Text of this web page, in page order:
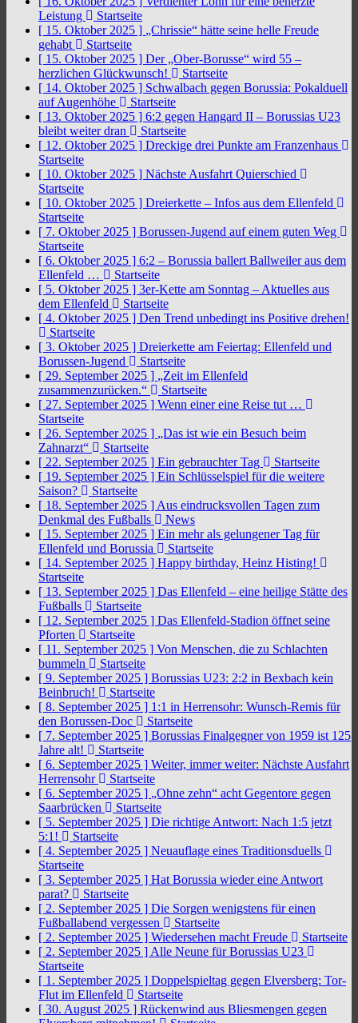
Leistung
Startseite
[ 15. Oktober 2025 ] „Chrissie“ hätte seine helle Freude
gehabt
Startseite
[ 15. Oktober 2025 ] Der „Ober-Borusse“ wird 55 –
herzlichen Glückwunsch!
Startseite
[ 14. Oktober 2025 ] Schwalbach gegen Borussia: Pokalduell
auf Augenhöhe
Startseite
[ 13. Oktober 2025 ] 6:2 gegen Hangard II – Borussias U23
bleibt weiter dran
Startseite
[ 12. Oktober 2025 ] Dreckige drei Punkte am Franzenhaus
Startseite
[ 10. Oktober 2025 ] Nächste Ausfahrt Quierschied
Startseite
[ 10. Oktober 2025 ] Dreierkette – Infos aus dem Ellenfeld
Startseite
[ 7. Oktober 2025 ] Borussen-Jugend auf einem guten Weg
Startseite
[ 6. Oktober 2025 ] 6:2 – Borussia ballert Ballweiler aus dem
Ellenfeld …
Startseite
[ 5. Oktober 2025 ] 3er-Kette am Sonntag – Aktuelles aus
dem Ellenfeld
Startseite
[ 4. Oktober 2025 ] Den Trend unbedingt ins Positive drehen!
Startseite
[ 3. Oktober 2025 ] Dreierkette am Feiertag: Ellenfeld und
Borussen-Jugend
Startseite
[ 29. September 2025 ] „Zeit im Ellenfeld
zusammenzurücken.“
Startseite
[ 27. September 2025 ] Wenn einer eine Reise tut …
Startseite
[ 26. September 2025 ] „Das ist wie ein Besuch beim
Zahnarzt“
Startseite
[ 22. September 2025 ] Ein gebrauchter Tag
Startseite
[ 19. September 2025 ] Ein Schlüsselspiel für die weitere
Saison?
Startseite
[ 18. September 2025 ] Aus eindrucksvollen Tagen zum
Denkmal des Fußballs
News
[ 15. September 2025 ] Ein mehr als gelungener Tag für
Ellenfeld und Borussia
Startseite
[ 14. September 2025 ] Happy birthday, Heinz Histing!
Startseite
[ 13. September 2025 ] Das Ellenfeld – eine heilige Stätte des
Fußballs
Startseite
[ 12. September 2025 ] Das Ellenfeld-Stadion öffnet seine
Pforten
Startseite
[ 11. September 2025 ] Von Menschen, die zu Schlachten
bummeln
Startseite
[ 9. September 2025 ] Borussias U23: 2:2 in Bexbach kein
Beinbruch!
Startseite
[ 8. September 2025 ] 1:1 in Herrensohr: Wunsch-Remis für
den Borussen-Doc
Startseite
[ 7. September 2025 ] Borussias Finalgegner von 1959 ist 125
Jahre alt!
Startseite
[ 6. September 2025 ] Weiter, immer weiter: Nächste Ausfahrt
Herrensohr
Startseite
[ 6. September 2025 ] „Ohne zehn“ acht Gegentore gegen
Saarbrücken
Startseite
[ 5. September 2025 ] Die richtige Antwort: Nach 1:5 jetzt
5:1!
Startseite
[ 4. September 2025 ] Neuauflage eines Traditionsduells
Startseite
[ 3. September 2025 ] Hat Borussia wieder eine Antwort
parat?
Startseite
[ 2. September 2025 ] Die Sorgen wenigstens für einen
Fußballabend vergessen
Startseite
[ 2. September 2025 ] Wiedersehen macht Freude
Startseite
[ 2. September 2025 ] Alle Neune für Borussias U23
Startseite
[ 1. September 2025 ] Doppelspieltag gegen Elversberg: Tor-
Flut im Ellenfeld
Startseite
[ 30. August 2025 ] Rückenwind aus Bliesmengen gegen